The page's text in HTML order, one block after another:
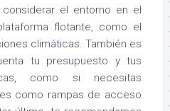
el entorno en el
flotante, como el
climáticas. También es
tu presupuesto y tus
como si necesitas
como rampas de acceso